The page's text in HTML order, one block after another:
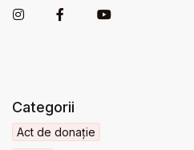
Categorii
Act de donație